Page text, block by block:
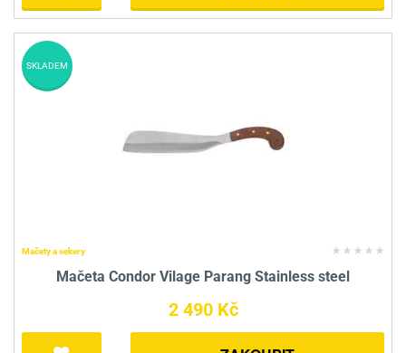
Mačety a sekery
Mačeta Condor Vilage Parang Stainless steel
2 490 Kč
SKLADEM